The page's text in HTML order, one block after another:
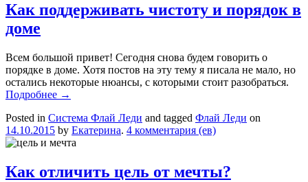
Как поддерживать чистоту и порядок в
доме
Всем большой привет! Сегодня снова будем говорить о
порядке в доме. Хотя постов на эту тему я писала не мало, но
остались некоторые нюансы, с которыми стоит разобраться.
Подробнее →
Posted in Система Флай Леди and tagged Флай Леди on
14.10.2015 by Екатерина. 4 комментария (ев)
Как отличить цель от мечты?